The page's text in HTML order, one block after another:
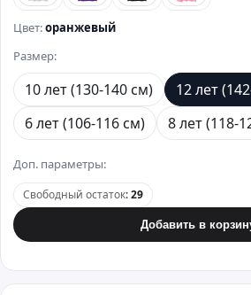
Цвет:оранжевый
Размер:
10 лет (130-140 см)
12 лет
6 лет (106-116 см)
8 лет (118-
Доп. параметры:
Свободный остаток:29
Добавить в